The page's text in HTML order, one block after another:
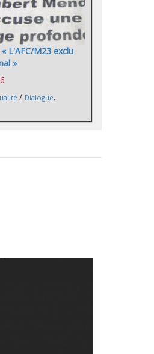
L'AFC/M23 exclu
»
/ Dialogue,